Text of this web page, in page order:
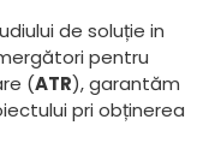
de soluție in
pentru
(ATR), garantăm
pri obținerea